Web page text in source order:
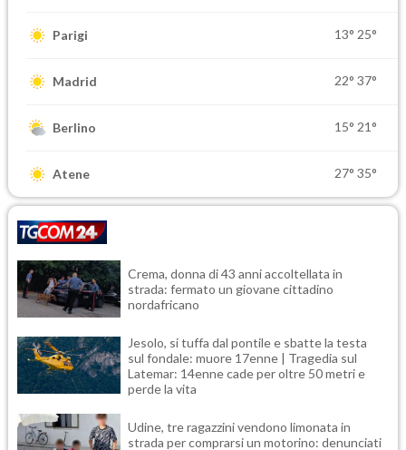
Parigi 13° 25°
Madrid 22° 37°
Berlino 15° 21°
Atene 27° 35°
Crema, donna di 43 anni accoltellata in
strada: fermato un giovane cittadino
nordafricano
Jesolo, si tuffa dal pontile e sbatte la testa
sul fondale: muore 17enne | Tragedia sul
Latemar: 14enne cade per oltre 50 metri e
perde la vita
Udine, tre ragazzini vendono limonata in
strada per comprarsi un motorino: denunciati